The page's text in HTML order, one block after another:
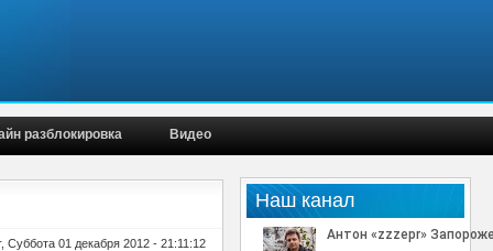
разблокировка Видео
Наш канал
Суббота 01 декабря 2012 - 21:11:12